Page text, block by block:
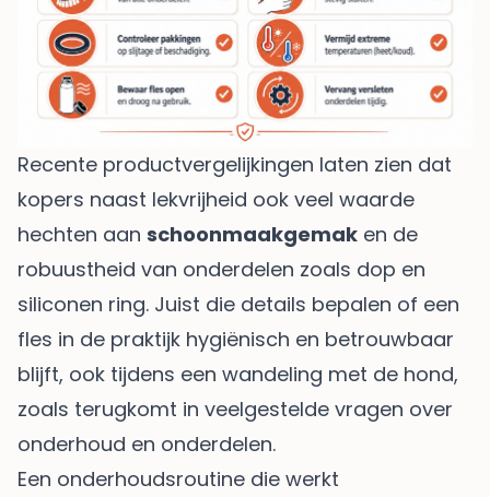
Recente productvergelijkingen laten zien dat
kopers naast lekvrijheid ook veel waarde
hechten aan schoonmaakgemak en de
robuustheid van onderdelen zoals dop en
siliconen ring. Juist die details bepalen of een
fles in de praktijk hygiënisch en betrouwbaar
blijft, ook tijdens een wandeling met de hond,
zoals terugkomt in veelgestelde vragen over
onderhoud en onderdelen.
Een onderhoudsroutine die werkt